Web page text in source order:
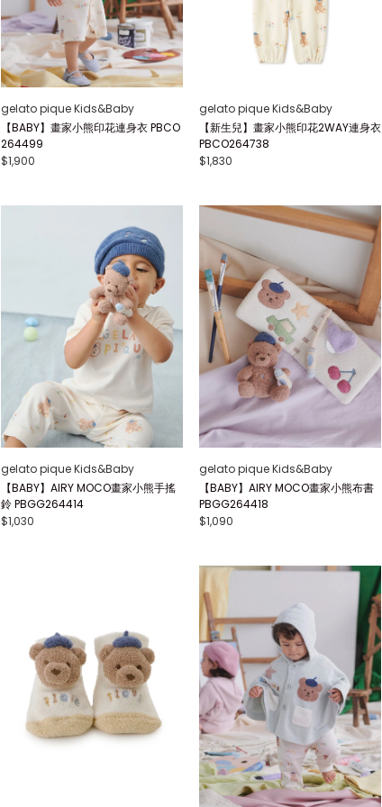
gelato pique Kids&Baby
【BABY】畫家小熊印花連身衣 PBCO
264499
$1,900
gelato pique Kids&Baby
【新生兒】畫家小熊印花2WAY連身衣
PBCO264738
$1,830
gelato pique Kids&Baby
【BABY】AIRY MOCO畫家小熊手搖
鈴 PBGG264414
$1,030
gelato pique Kids&Baby
【BABY】AIRY MOCO畫家小熊布書
PBGG264418
$1,090